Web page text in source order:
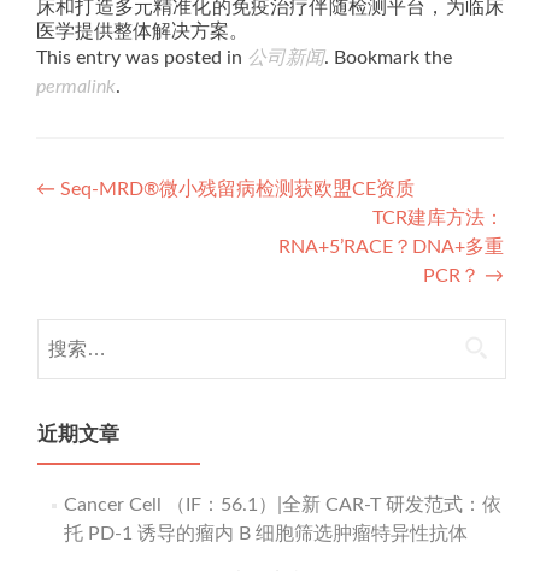
床和打造多元精准化的免疫治疗伴随检测平台，为临床
医学提供整体解决方案。
This entry was posted in 公司新闻. Bookmark the
permalink.
Post
← Seq-MRD®微小残留病检测获欧盟CE资质
TCR建库方法：
RNA+5’RACE？DNA+多重
PCR？ →
索：
近期文章
Cancer Cell （IF：56.1）|全新 CAR-T 研发范式：依
托 PD-1 诱导的瘤内 B 细胞筛选肿瘤特异性抗体